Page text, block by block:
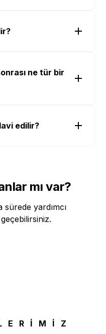
ne tür bir
edilir?
mı var?
sürede yardımcı